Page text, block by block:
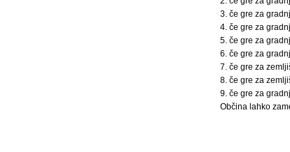
3. če gre za
4. če gre za
5. če gre za
6. če gre za
7. če gre za
8. če gre za
9. če gre za
Občina lahko